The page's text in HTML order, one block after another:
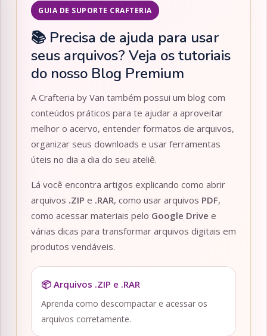
GUIA DE SUPORTE CRAFTERIA
📚 Precisa de ajuda para usar
seus arquivos? Veja os tutoriais
do nosso Blog Premium
A Crafteria by Van também possui um blog com
conteúdos práticos para te ajudar a aproveitar
melhor o acervo, entender formatos de arquivos,
organizar seus downloads e usar ferramentas
úteis no dia a dia do seu ateliê.
Lá você encontra artigos explicando como abrir
arquivos .ZIP e .RAR, como usar arquivos PDF,
como acessar materiais pelo Google Drive e
várias dicas para transformar arquivos digitais em
produtos vendáveis.
📦 Arquivos .ZIP e .RAR
Aprenda como descompactar e acessar os
arquivos corretamente.